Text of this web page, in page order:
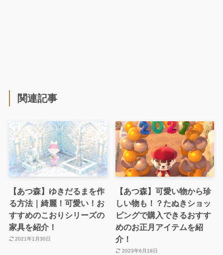
関連記事
【あつ森】ゆきだるまを作
る方法｜綺麗！可愛い！お
すすめのこおりシリーズの
家具を紹介！
2021年1月30日
【あつ森】可愛い物から珍
しい物も！？たぬきショッ
ピングで購入できるおすす
めのお正月アイテムを紹
介！
2023年6月18日